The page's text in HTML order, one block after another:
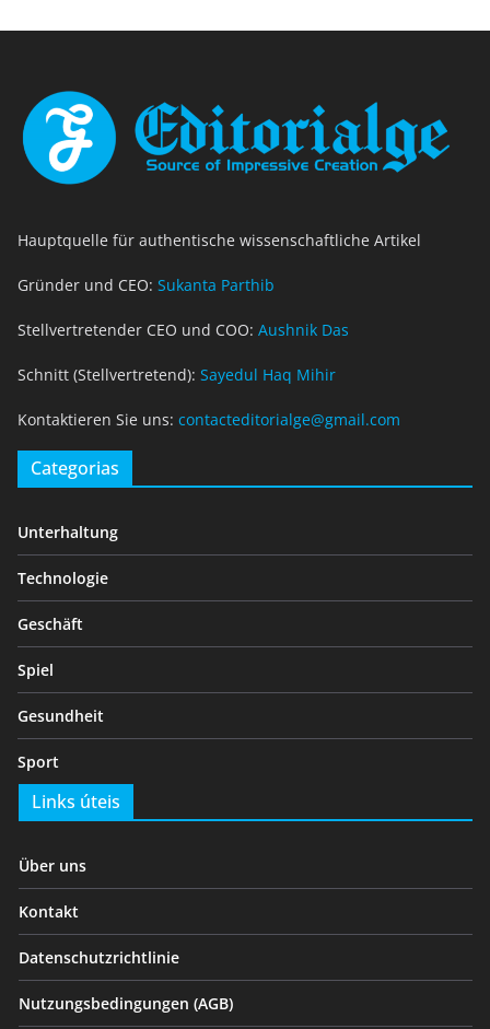
Hauptquelle für authentische wissenschaftliche Artikel
Gründer und CEO: Sukanta Parthib
Stellvertretender CEO und COO: Aushnik Das
Schnitt (Stellvertretend): Sayedul Haq Mihir
Kontaktieren Sie uns: contacteditorialge@gmail.com
Categorias
Unterhaltung
Technologie
Geschäft
Spiel
Gesundheit
Sport
Links úteis
Über uns
Kontakt
Datenschutzrichtlinie
Nutzungsbedingungen (AGB)